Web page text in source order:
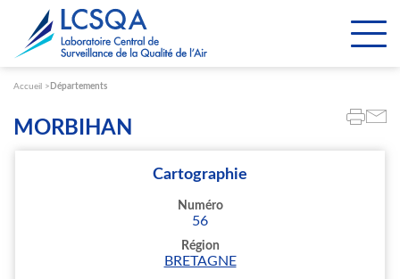
Accueil Départements
MORBIHAN
Cartographie
Numéro
56
Région
BRETAGNE
Paramétrer les cookies